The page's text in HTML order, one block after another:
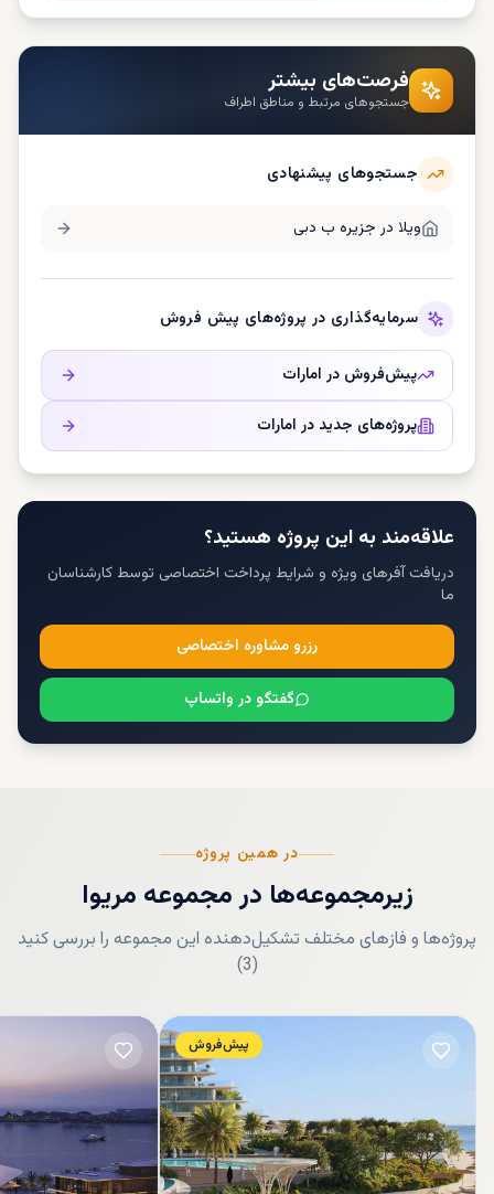
فرصت‌های بیشتر
جستجوهای مرتبط و مناطق اطراف
جستجوهای پیشنهادی
ویلا در جزیره ب دبی
سرمایه‌گذاری در پروژه‌های پیش فروش
پیش‌فروش در امارات
پروژه‌های جدید در امارات
علاقه‌مند به این پروژه هستید؟
دریافت آفرهای ویژه و شرایط پرداخت اختصاصی توسط کارشناسان
ما
رزرو مشاوره اختصاصی
گفتگو در واتساپ
در همین پروژه
زیرمجموعه‌ها درمجموعه مریوا
پروژه‌ها و فازهای مختلف تشکیل‌دهنده این مجموعه را بررسی کنید
(
3
)
پیش‌فروش